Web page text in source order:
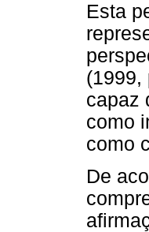
Esta
(1999,
capaz
como
como
De